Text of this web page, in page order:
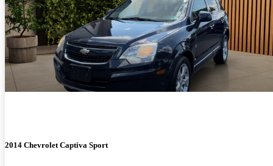
2014 Chevrolet Captiva Sport